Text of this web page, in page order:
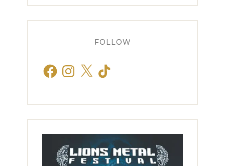
FOLLOW
FacebookInstagram
X TikTok